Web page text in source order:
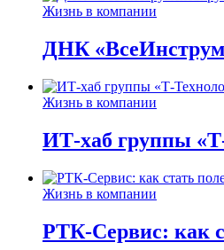
Жизнь в компании
ДНК
Жизнь в компании
ИТ-хаб группы
Жизнь в компании
РТК-Сервис: как